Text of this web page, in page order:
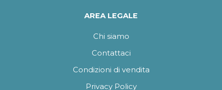
AREA LEGALE
Chi siamo
Contattaci
Condizioni di vendita
Privacy Policy